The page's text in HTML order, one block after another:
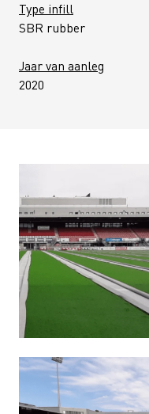
Type infill
SBR rubber
Jaar van aanleg
2020